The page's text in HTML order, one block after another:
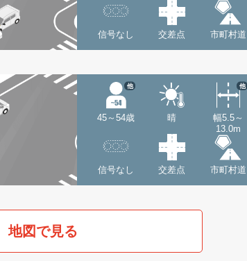
信号なし 交差点 市町村道
45～54歳
他
晴
幅5.5～
13.0m
他
信号なし 交差点 市町村道
地図で見る